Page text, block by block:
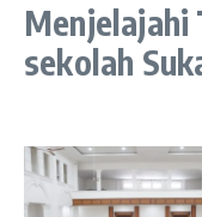
Menjelajahi
sekolah